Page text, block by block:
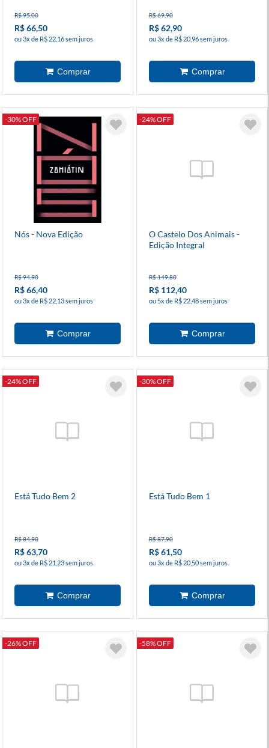
R$ 95,00
R$ 66,50
ou 3x de R$ 22,16 sem juros
R$ 69,90
R$ 62,90
ou 3x de R$ 20,96 sem juros
-30% OFF
Nós - Nova Edição
R$ 94,90
R$ 66,40
ou 3x de R$ 22,13 sem juros
-24% OFF
O Castelo Dos Animais -
Edição Integral
R$ 149,80
R$ 112,40
ou 5x de R$ 22,48 sem juros
-24% OFF
Está Tudo Bem 2
R$ 84,90
R$ 63,70
ou 3x de R$ 21,23 sem juros
-30% OFF
Está Tudo Bem 1
R$ 87,90
R$ 61,50
ou 3x de R$ 20,50 sem juros
-26% OFF -58% OFF